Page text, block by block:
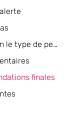
Fréquence recommandée selon le type de peau
finales